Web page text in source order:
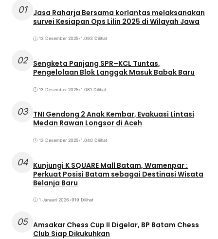
01
Jasa Raharja Bersama korlantas melaksanakan
survei Kesiapan Ops Lilin 2025 di Wilayah Jawa
13 Desember 2025•1.093 Dilihat
02 Sengketa Panjang SPR–KCL Tuntas,
Pengelolaan Blok Langgak Masuk Babak Baru
13 Desember 2025•1.081 Dilihat
03 TNI Gendong 2 Anak Kembar, Evakuasi Lintasi
Medan Rawan Longsor di Aceh
13 Desember 2025•1.040 Dilihat
04 Kunjungi K SQUARE Mall Batam, Wamenpar :
Perkuat Posisi Batam sebagai Destinasi Wisata
Belanja Baru
1 Januari 2026•919 Dilihat
05 Amsakar Chess Cup II Digelar, BP Batam Chess
Club Siap Dikukuhkan